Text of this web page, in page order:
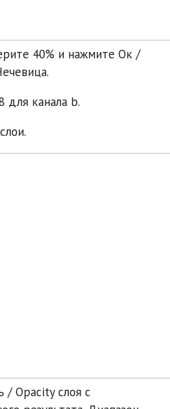
40% и нажмите Ок /
для канала b.
/ Opacity слоя с